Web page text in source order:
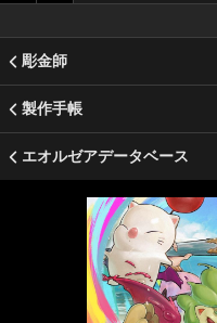
彫金師
製作手帳
エオルゼアデータベース